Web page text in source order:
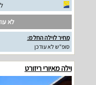
לא
מחיר לוילה החל מ:
סופ"ש לא עודכן
וילה מאיורי ריזורט